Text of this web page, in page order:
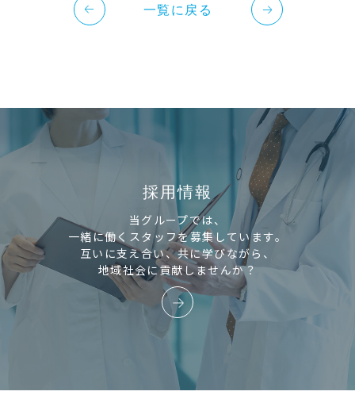
一覧に戻る
採用情報
当グループでは、
一緒に働くスタッフを募集しています。
互いに支え合い、共に学びながら、
地域社会に貢献しませんか？